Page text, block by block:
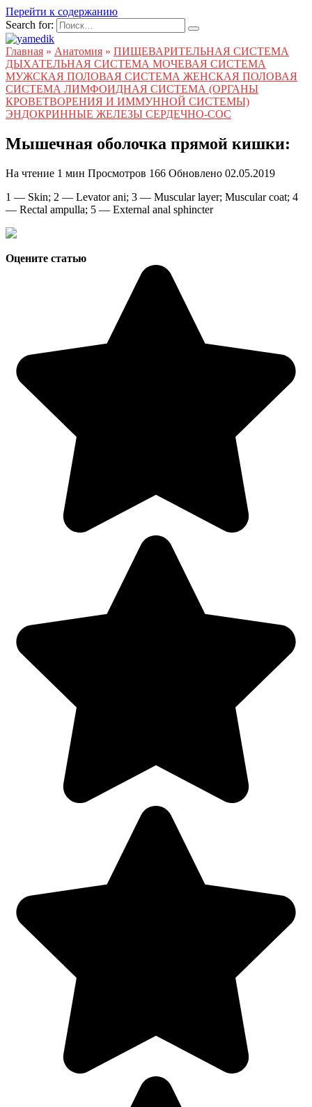
Перейти к содержанию
Search for:
Главная » Анатомия » ПИЩЕВАРИТЕЛЬНАЯ СИСТЕМА
ДЫХАТЕЛЬНАЯ СИСТЕМА МОЧЕВАЯ СИСТЕМА
МУЖСКАЯ ПОЛОВАЯ СИСТЕМА ЖЕНСКАЯ ПОЛОВАЯ
СИСТЕМА ЛИМФОИДНАЯ СИСТЕМА (ОРГАНЫ
КРОВЕТВОРЕНИЯ И ИММУННОЙ СИСТЕМЫ)
ЭНДОКРИННЫЕ ЖЕЛЕЗЫ СЕРДЕЧНО-СОС
Мышечная оболочка прямой кишки:
На чтение 1 мин Просмотров 166 Обновлено 02.05.2019
1 — Skin; 2 — Levator ani; 3 — Muscular layer; Muscular coat; 4
— Rectal ampulla; 5 — External anal sphincter
Оцените статью